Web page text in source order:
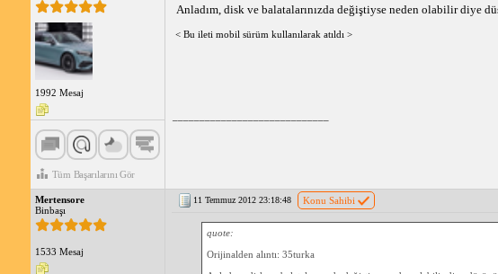
1992 Mesaj
Tüm Başarılarını Gör
Anladım, disk ve balatalarınızda değiştiyse neden olabilir diye
< Bu ileti mobil sürüm kullanılarak atıldı >
Mertensore
Binbaşı
1533 Mesaj
11 Temmuz 2012 23:18:48 Konu Sahibi
quote:
Orijinalden alıntı: 35turka